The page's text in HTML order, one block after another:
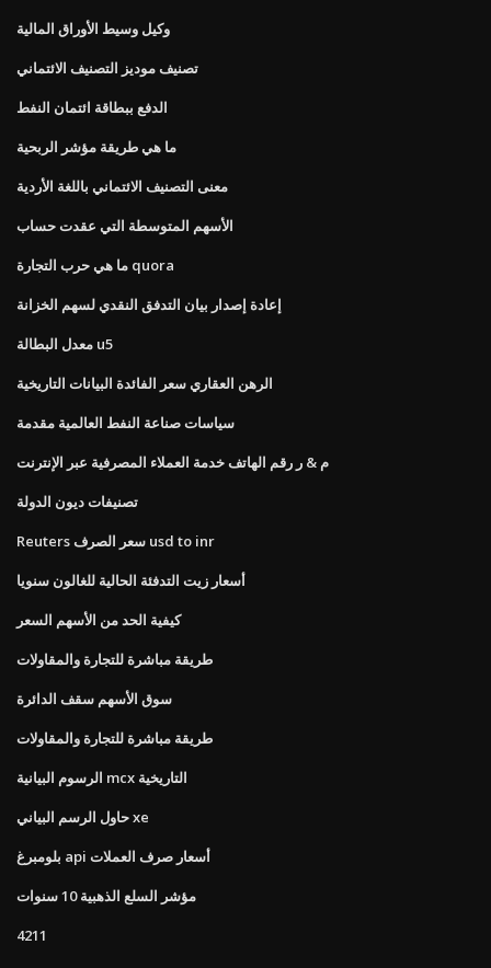
وكيل وسيط الأوراق المالية
تصنيف موديز التصنيف الائتماني
الدفع ببطاقة ائتمان النفط
ما هي طريقة مؤشر الربحية
معنى التصنيف الائتماني باللغة الأردية
الأسهم المتوسطة التي عقدت حساب
ما هي حرب التجارة quora
إعادة إصدار بيان التدفق النقدي لسهم الخزانة
معدل البطالة u5
الرهن العقاري سعر الفائدة البيانات التاريخية
سياسات صناعة النفط العالمية مقدمة
م & ر رقم الهاتف خدمة العملاء المصرفية عبر الإنترنت
تصنيفات ديون الدولة
Reuters سعر الصرف usd to inr
أسعار زيت التدفئة الحالية للغالون سنويا
كيفية الحد من الأسهم السعر
طريقة مباشرة للتجارة والمقاولات
سوق الأسهم سقف الدائرة
طريقة مباشرة للتجارة والمقاولات
الرسوم البيانية mcx التاريخية
حاول الرسم البياني xe
بلومبرغ api أسعار صرف العملات
مؤشر السلع الذهبية 10 سنوات
4211